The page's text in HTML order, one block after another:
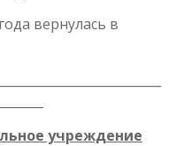
вернулась в
учреждение